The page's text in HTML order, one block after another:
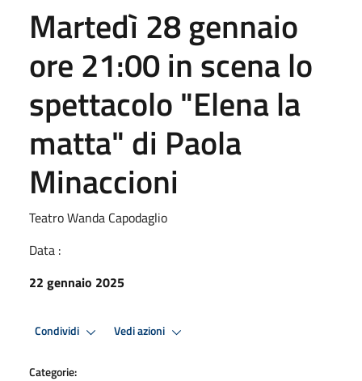
Martedì 28 gennaio
ore 21:00 in scena lo
spettacolo "Elena la
matta" di Paola
Minaccioni
Teatro Wanda Capodaglio
Data :
22 gennaio 2025
Condividi Vedi azioni
Categorie: